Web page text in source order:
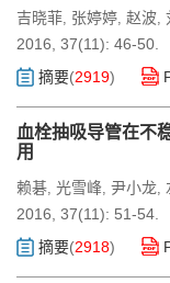
吉晓菲, 张婷婷, 赵波,
2016, 37(11): 46-50.
摘要(2919)
血栓抽吸导管在不
用
赖碁, 光雪峰, 尹小龙,
2016, 37(11): 51-54.
摘要(2918)